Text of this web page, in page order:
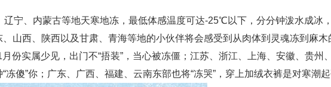
、内蒙古等地天寒地冻，最低体感温度可达-25℃以下，分分钟泼水成冰
山西、陕西以及甘肃、青海等地的小伙伴将会感受到从肉体到灵魂冻到麻
份实属少见，出门不“捂装”，当心被冻僵；江苏、浙江、上海、安徽、贵州
冻傻”你；广东、广西、福建、云南东部也将“冻哭”，穿上加绒衣裤是对寒潮起